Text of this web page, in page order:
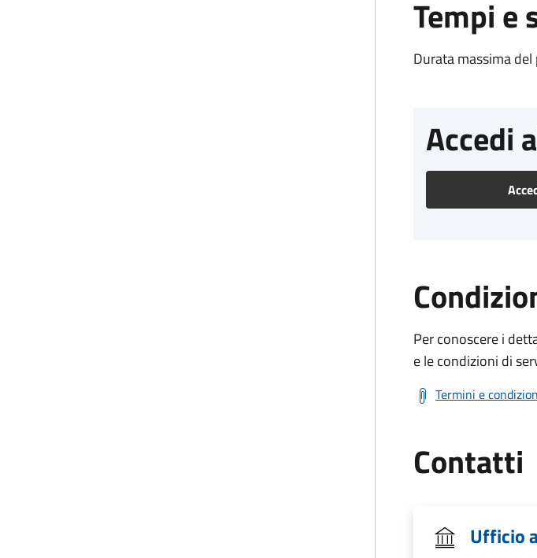
Tempi e
Durata massima
Accedi
Per conoscere i
e le condizioni di
Termini e
Contatti
Ufficio